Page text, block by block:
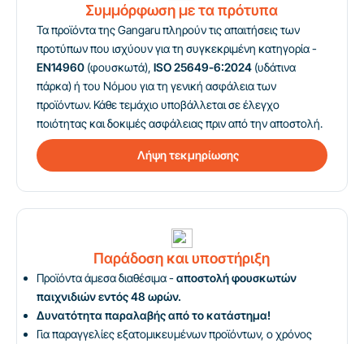
Συμμόρφωση με τα πρότυπα
Τα προϊόντα της Gangaru πληρούν τις απαιτήσεις των
προτύπων που ισχύουν για τη συγκεκριμένη κατηγορία -
EN14960 (φουσκωτά), ISO 25649-6:2024 (υδάτινα
πάρκα) ή του Νόμου για τη γενική ασφάλεια των
προϊόντων. Κάθε τεμάχιο υποβάλλεται σε έλεγχο
ποιότητας και δοκιμές ασφάλειας πριν από την αποστολή.
Λήψη τεκμηρίωσης
Παράδοση και υποστήριξη
Προϊόντα άμεσα διαθέσιμα -αποστολή φουσκωτών
παιχνιδιών εντός 48 ωρών.
Δυνατότητα παραλαβής από το κατάστημα!
Για παραγγελίες εξατομικευμένων προϊόντων, ο χρόνος